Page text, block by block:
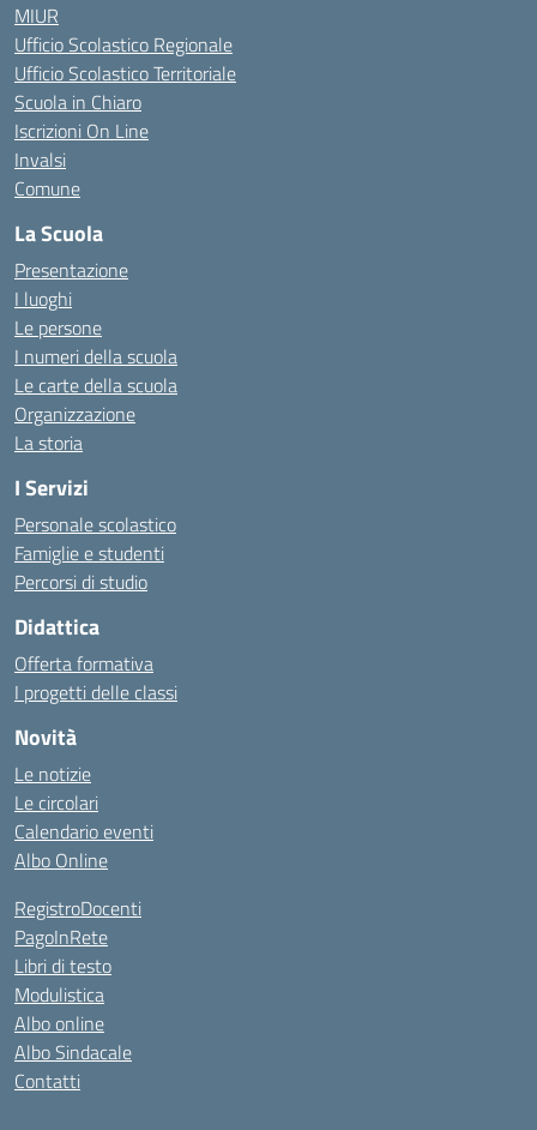
MIUR
Ufficio Scolastico Regionale
Ufficio Scolastico Territoriale
Scuola in Chiaro
Iscrizioni On Line
Invalsi
Comune
La Scuola
Presentazione
I luoghi
Le persone
I numeri della scuola
Le carte della scuola
Organizzazione
La storia
I Servizi
Personale scolastico
Famiglie e studenti
Percorsi di studio
Didattica
Offerta formativa
I progetti delle classi
Novità
Le notizie
Le circolari
Calendario eventi
Albo Online
RegistroDocenti
PagoInRete
Libri di testo
Modulistica
Albo online
Albo Sindacale
Contatti